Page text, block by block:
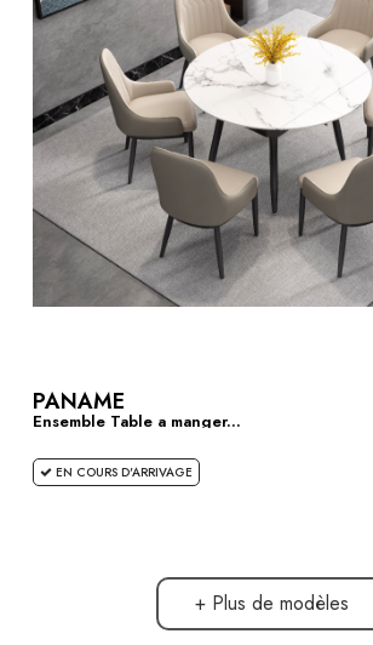
PANAME
Ensemble Table a manger...
EN COURS D'ARRIVAGE
+ Plus de modèles